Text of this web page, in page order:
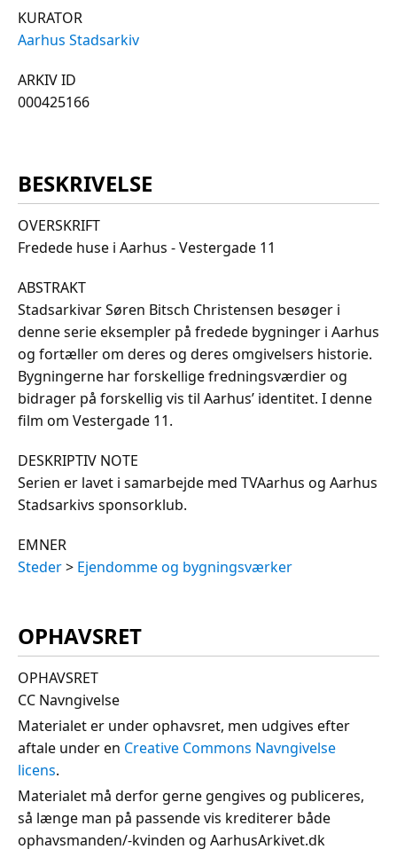
KURATOR
Aarhus Stadsarkiv
ARKIV ID
000425166
BESKRIVELSE
OVERSKRIFT
Fredede huse i Aarhus - Vestergade 11
ABSTRAKT
Stadsarkivar Søren Bitsch Christensen besøger i
denne serie eksempler på fredede bygninger i Aarhus
og fortæller om deres og deres omgivelsers historie.
Bygningerne har forskellige fredningsværdier og
bidrager på forskellig vis til Aarhus’ identitet. I denne
film om Vestergade 11.
DESKRIPTIV NOTE
Serien er lavet i samarbejde med TVAarhus og Aarhus
Stadsarkivs sponsorklub.
EMNER
Steder> Ejendomme og bygningsværker
OPHAVSRET
OPHAVSRET
CC Navngivelse
Materialet er under ophavsret, men udgives efter
aftale under en Creative Commons Navngivelse
licens.
Materialet må derfor gerne gengives og publiceres,
så længe man på passende vis krediterer både
ophavsmanden/-kvinden og AarhusArkivet.dk